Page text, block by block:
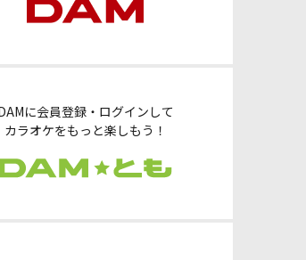
DAMに会員登録・ログインして
カラオケをもっと楽しもう！